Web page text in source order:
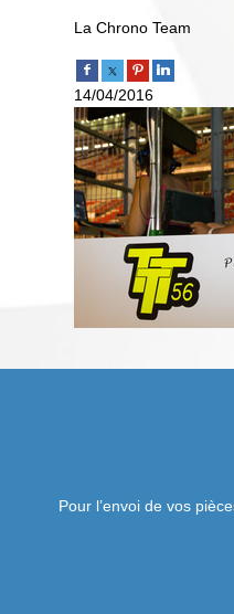
La Chrono Team
14/04/2016
Pour l’envoi de vos